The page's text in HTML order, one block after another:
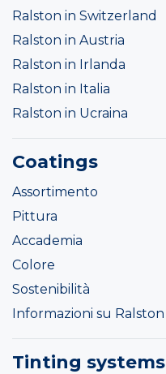
Ralston in Switzerland
Ralston in Austria
Ralston in Irlanda
Ralston in Italia
Ralston in Ucraina
Coatings
Assortimento
Pittura
Accademia
Colore
Sostenibilità
Informazioni su Ralston
Tinting systems